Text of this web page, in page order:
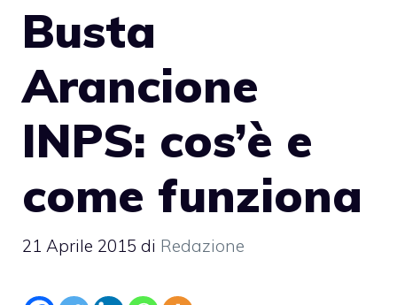
Busta
Arancione
INPS: cos’è e
come funziona
21 Aprile 2015 di Redazione